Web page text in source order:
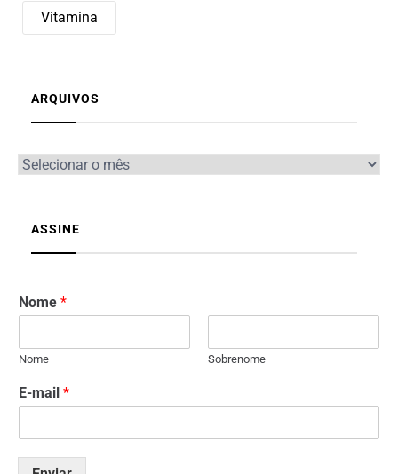
Vitamina
ARQUIVOS
ASSINE
Nome *
Nome Sobrenome
E-mail *